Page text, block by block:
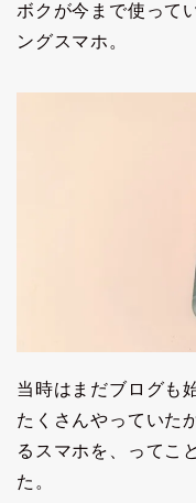
ボクが今まで使って
ングスマホ。
当時はまだブログも
たくさんやっていた
るスマホを、ってこ
た。